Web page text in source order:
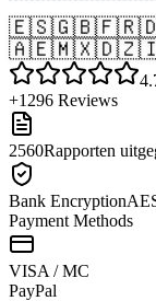
🇪🇸🇬🇧🇫🇷
🇦🇪🇲🇽🇩🇿
+1296 Reviews
2560Rapporten
Bank Encryption
Payment Methods
VISA / MC
PayPal